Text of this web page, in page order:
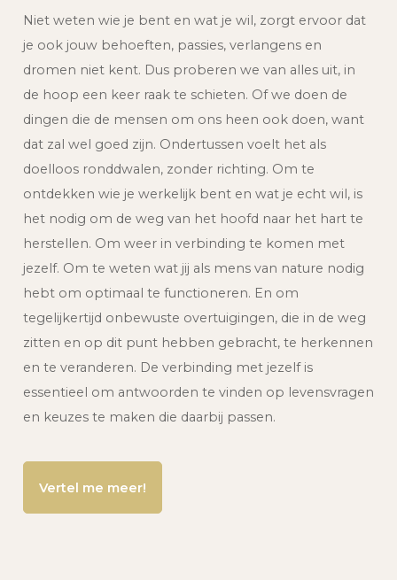
Niet weten wie je bent en wat je wil, zorgt ervoor dat
je ook jouw behoeften, passies, verlangens en
dromen niet kent. Dus proberen we van alles uit, in
de hoop een keer raak te schieten. Of we doen de
dingen die de mensen om ons heen ook doen, want
dat zal wel goed zijn. Ondertussen voelt het als
doelloos ronddwalen, zonder richting. Om te
ontdekken wie je werkelijk bent en wat je echt wil, is
het nodig om de weg van het hoofd naar het hart te
herstellen. Om weer in verbinding te komen met
jezelf. Om te weten wat jij als mens van nature nodig
hebt om optimaal te functioneren. En om
tegelijkertijd onbewuste overtuigingen, die in de weg
zitten en op dit punt hebben gebracht, te herkennen
en te veranderen. De verbinding met jezelf is
essentieel om antwoorden te vinden op levensvragen
en keuzes te maken die daarbij passen.
Vertel me meer!